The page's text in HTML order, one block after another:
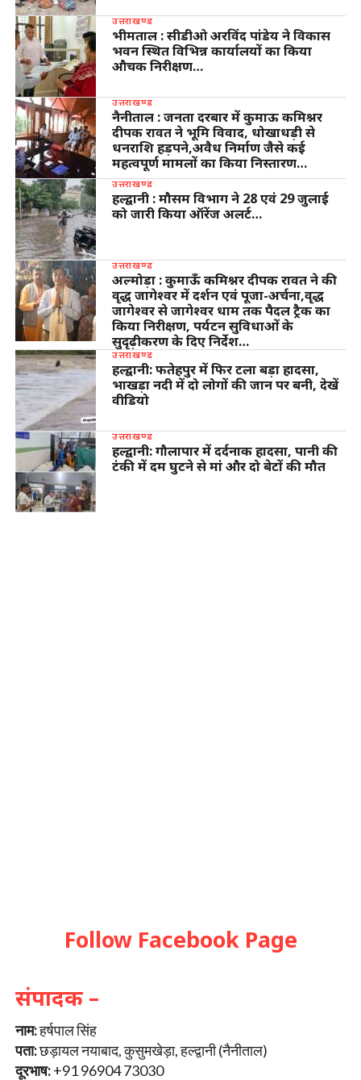
उत्तराखण्ड
भीमताल : सीडीओ अरविंद पांडेय ने विकास
भवन स्थित विभिन्न कार्यालयों का किया
औचक निरीक्षण…
उत्तराखण्ड
नैनीताल : जनता दरबार में कुमाऊ कमिश्नर
दीपक रावत ने भूमि विवाद, धोखाधड़ी से
धनराशि हड़पने,अवैध निर्माण जैसे कई
महत्वपूर्ण मामलों का किया निस्तारण…
उत्तराखण्ड
हल्द्वानी : मौसम विभाग ने 28 एवं 29 जुलाई
को जारी किया ऑरेंज अलर्ट…
उत्तराखण्ड
अल्मोड़ा : कुमाऊँ कमिश्नर दीपक रावत ने की
वृद्ध जागेश्वर में दर्शन एवं पूजा-अर्चना,वृद्ध
जागेश्वर से जागेश्वर धाम तक पैदल ट्रैक का
किया निरीक्षण, पर्यटन सुविधाओं के
सुदृढ़ीकरण के दिए निर्देश…
उत्तराखण्ड
हल्द्वानी: फतेहपुर में फिर टला बड़ा हादसा,
भाखड़ा नदी में दो लोगों की जान पर बनी, देखें
वीडियो
उत्तराखण्ड
हल्द्वानी: गौलापार में दर्दनाक हादसा, पानी की
टंकी में दम घुटने से मां और दो बेटों की मौत
Follow Facebook Page
संपादक –
नाम:हर्षपाल सिंह
पता:छड़ायल नयाबाद, कुसुमखेड़ा, हल्द्वानी (नैनीताल)
दूरभाष:+91 96904 73030